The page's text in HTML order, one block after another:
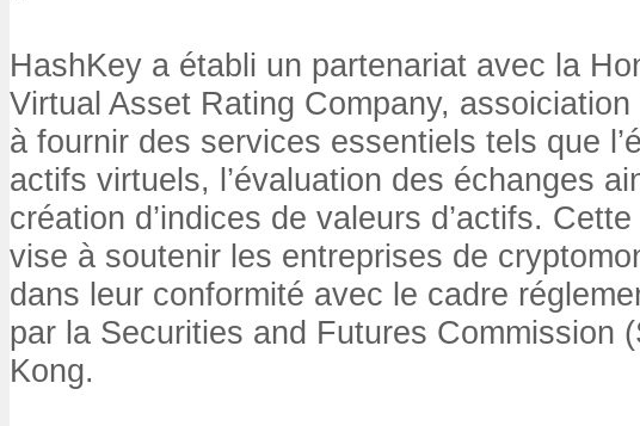
HashKey a établi un partenariat avec la
Virtual Asset Rating Company, assoiciation
à fournir des services essentiels tels que
actifs virtuels, l’évaluation des échanges
création d’indices de valeurs d’actifs.
vise à soutenir les entreprises de
dans leur conformité avec le cadre
par la Securities and Futures Commission
Kong.